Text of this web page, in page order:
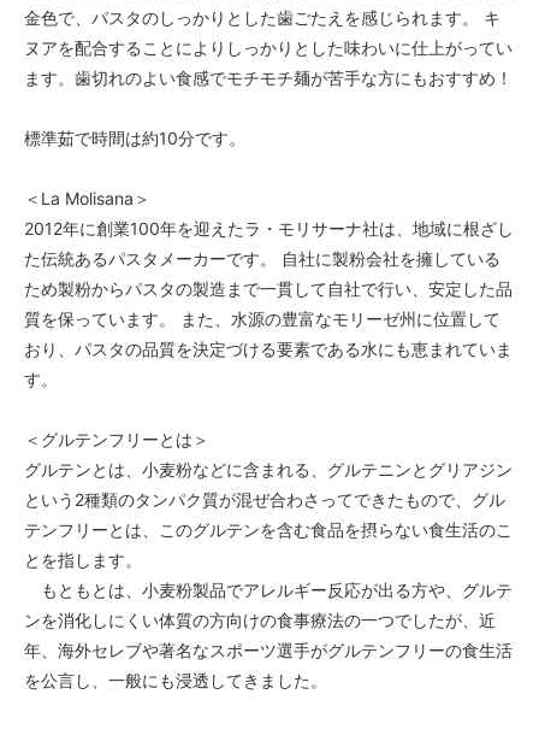
金色で、パスタのしっかりとした歯ごたえを感じられます。 キ
ヌアを配合することによりしっかりとした味わいに仕上がってい
ます。歯切れのよい食感でモチモチ麺が苦手な方にもおすすめ！
標準茹で時間は約10分です。
＜La Molisana＞
2012年に創業100年を迎えたラ・モリサーナ社は、地域に根ざし
た伝統あるパスタメーカーです。 自社に製粉会社を擁している
ため製粉からパスタの製造まで一貫して自社で行い、安定した品
質を保っています。 また、水源の豊富なモリーゼ州に位置して
おり、パスタの品質を決定づける要素である水にも恵まれていま
す。
＜グルテンフリーとは＞
グルテンとは、小麦粉などに含まれる、グルテニンとグリアジン
という2種類のタンパク質が混ぜ合わさってできたもので、グル
テンフリーとは、このグルテンを含む食品を摂らない食生活のこ
とを指します。
もともとは、小麦粉製品でアレルギー反応が出る方や、グルテ
ンを消化しにくい体質の方向けの食事療法の一つでしたが、近
年、海外セレブや著名なスポーツ選手がグルテンフリーの食生活
を公言し、一般にも浸透してきました。